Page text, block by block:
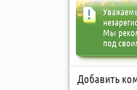
Мы
под
Добавить